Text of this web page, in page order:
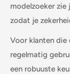
modelzoeker
zodat je
Voor klanten
regelmatig
een robuuste